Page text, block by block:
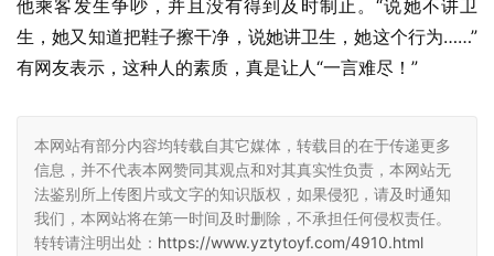
他乘客发生争吵，并且没有得到及时制止。“说她不讲卫
生，她又知道把鞋子擦干净，说她讲卫生，她这个行为……”
有网友表示，这种人的素质，真是让人“一言难尽！”
本网站有部分内容均转载自其它媒体，转载目的在于传递更多
信息，并不代表本网赞同其观点和对其真实性负责，本网站无
法鉴别所上传图片或文字的知识版权，如果侵犯，请及时通知
我们，本网站将在第一时间及时删除，不承担任何侵权责任。
转转请注明出处： https://www.yztytoyf.com/4910.html